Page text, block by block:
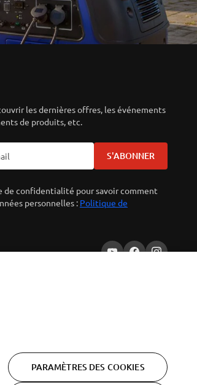
les dernières offres, les événements
de produits, etc.
S'ABONNER
de confidentialité pour savoir comment
personnelles : Politique de
PARAMÈTRES DES COOKIES